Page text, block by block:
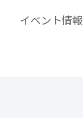
イベント情報